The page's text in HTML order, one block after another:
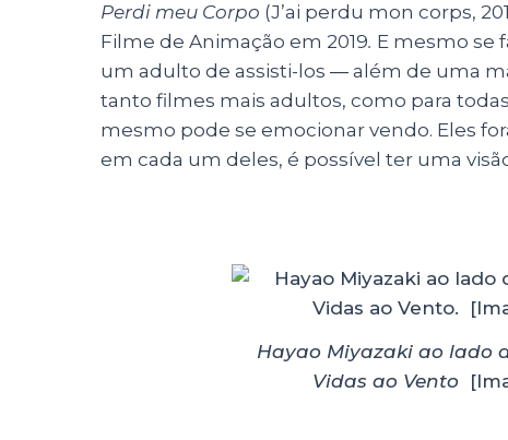
Perdi meu Corpo (J’ai perdu mon corps,
Filme de Animação em 2019. E mesmo se
um adulto de assisti-los ― além de uma
tanto filmes mais adultos, como para
mesmo pode se emocionar vendo. Eles
em cada um deles, é possível ter uma
Hayao Miyazaki ao lado
Vidas ao Vento